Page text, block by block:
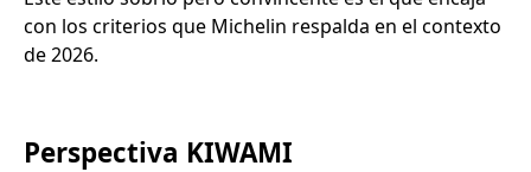
con los criterios que Michelin respalda en el contexto
de 2026.
Perspectiva KIWAMI